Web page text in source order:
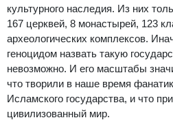
культурного наследия. Из них
167 церквей, 8 монастырей, 123
археологических комплексов.
геноцидом назвать такую
невозможно. И его масштабы
что творили в наше время
Исламского государства, и что
цивилизованный мир.